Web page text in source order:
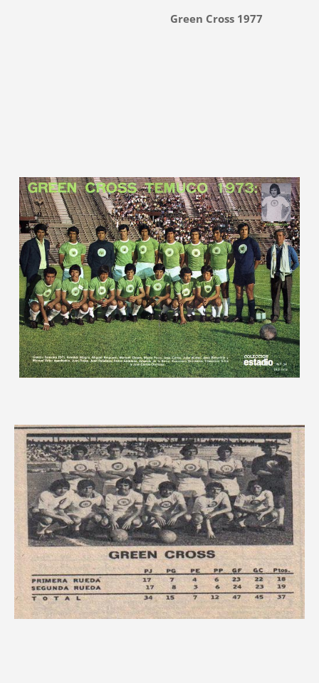
Green Cross 1977